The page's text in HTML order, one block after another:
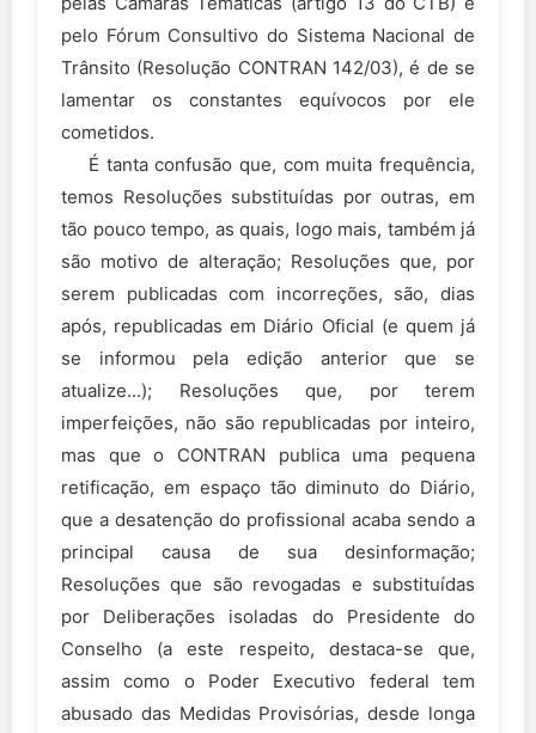
pelo Fórum Consultivo do Sistema Nacional de
Trânsito (Resolução CONTRAN 142/03), é de se
lamentar os constantes equívocos por ele
cometidos.
É tanta confusão que, com muita frequência,
temos Resoluções substituídas por outras, em
tão pouco tempo, as quais, logo mais, também já
são motivo de alteração; Resoluções que, por
serem publicadas com incorreções, são, dias
após, republicadas em Diário Oficial (e quem já
se informou pela edição anterior que se
atualize...); Resoluções que, por terem
imperfeições, não são republicadas por inteiro,
mas que o CONTRAN publica uma pequena
retificação, em espaço tão diminuto do Diário,
que a desatenção do profissional acaba sendo a
principal causa de sua desinformação;
Resoluções que são revogadas e substituídas
por Deliberações isoladas do Presidente do
Conselho (a este respeito, destaca-se que,
assim como o Poder Executivo federal tem
abusado das Medidas Provisórias, desde longa